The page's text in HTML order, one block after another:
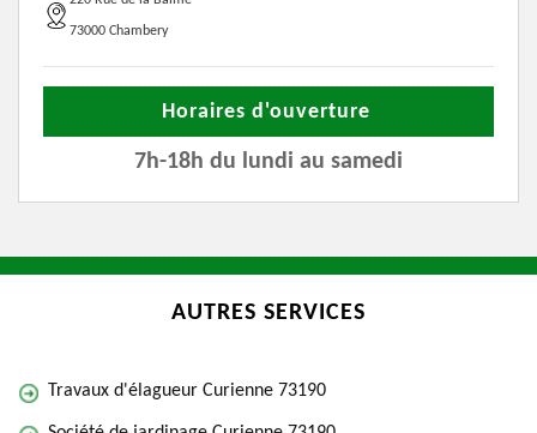
73000 Chambery
Horaires d'ouverture
7h-18h du lundi au samedi
AUTRES SERVICES
Travaux d'élagueur Curienne 73190